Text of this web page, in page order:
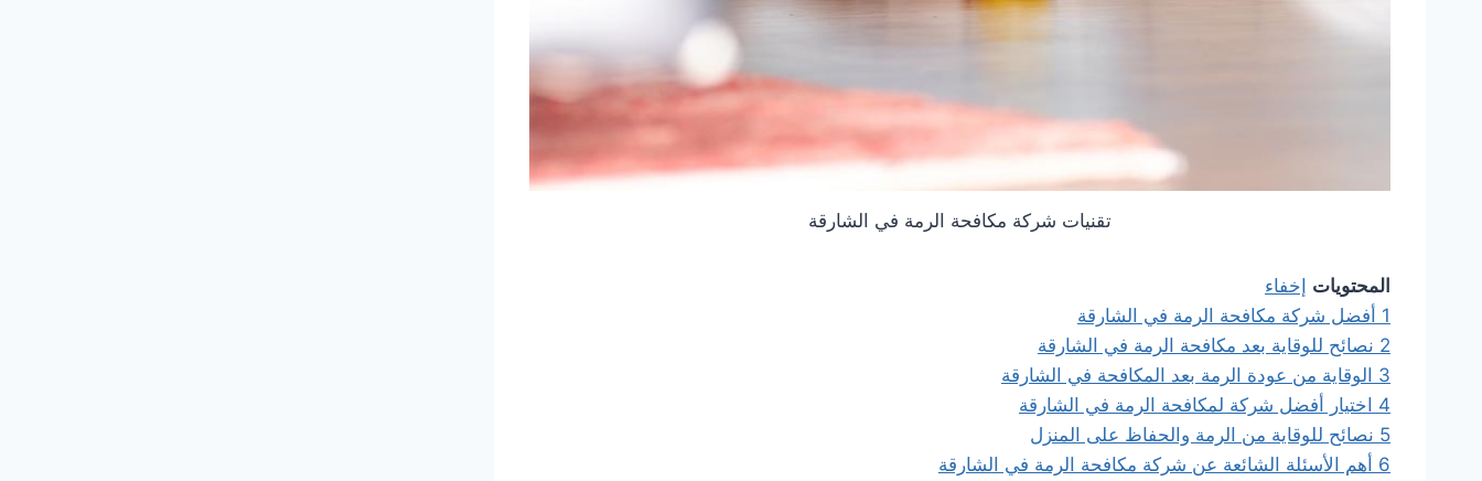
تقنيات شركة مكافحة الرمة في الشارقة
المحتويات إخفاء
1 أفضل شركة مكافحة الرمة في الشارقة
2 نصائح للوقاية بعد مكافحة الرمة في الشارقة
3 الوقاية من عودة الرمة بعد المكافحة في الشارقة
4 اختيار أفضل شركة لمكافحة الرمة في الشارقة
5 نصائح للوقاية من الرمة والحفاظ على المنزل
6 أهم الأسئلة الشائعة عن شركة مكافحة الرمة في الشارقة